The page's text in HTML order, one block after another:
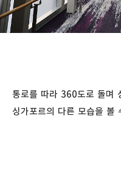
통로를 따라 360도로 돌며
싱가포르의 다른 모습을 볼